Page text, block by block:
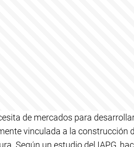
de mercados para
vinculada a la construcción
Según un estudio del IAPG,